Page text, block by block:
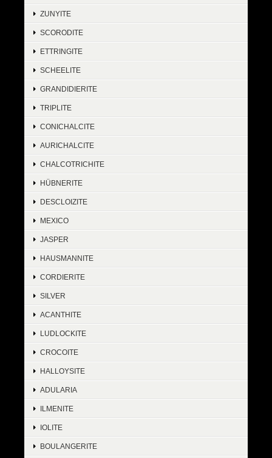
ZUNYITE
SCORODITE
ETTRINGITE
SCHEELITE
GRANDIDIERITE
TRIPLITE
CONICHALCITE
AURICHALCITE
CHALCOTRICHITE
HÜBNERITE
DESCLOIZITE
MEXICO
JASPER
HAUSMANNITE
CORDIERITE
SILVER
ACANTHITE
LUDLOCKITE
CROCOITE
HALLOYSITE
ADULARIA
ILMENITE
IOLITE
BOULANGERITE